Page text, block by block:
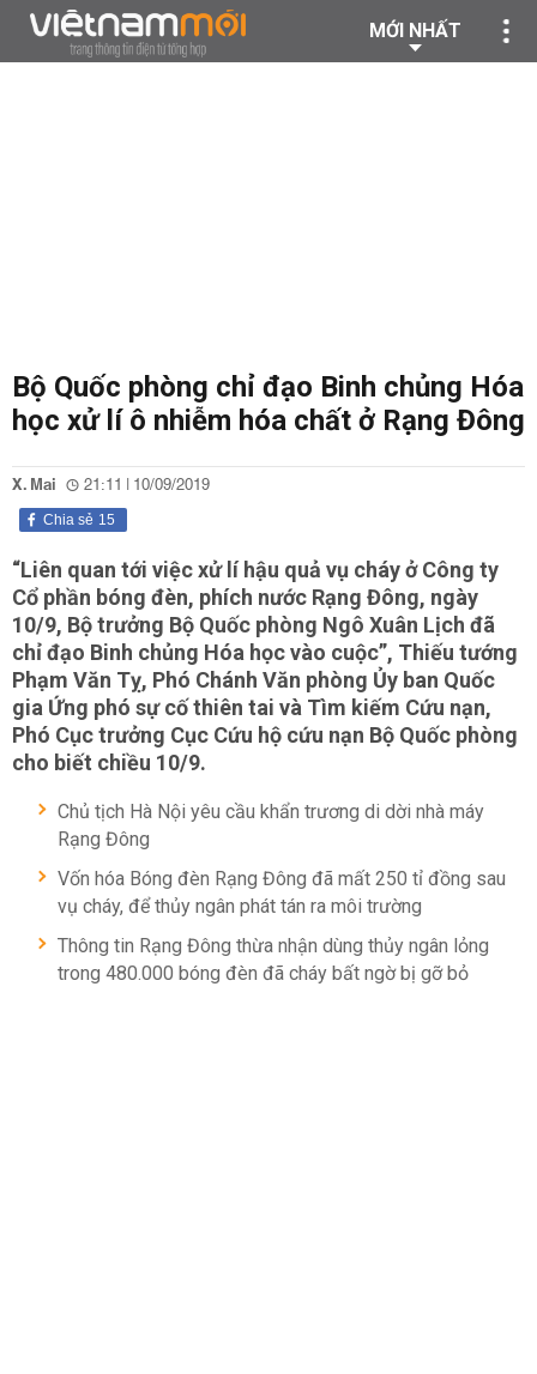
MỚI NHẤT
Bộ Quốc phòng chỉ đạo Binh chủng Hóa
học xử lí ô nhiễm hóa chất ở Rạng Đông
X. Mai 21:11 | 10/09/2019
15
Chia sẻ
“Liên quan tới việc xử lí hậu quả vụ cháy ở Công ty
Cổ phần bóng đèn, phích nước Rạng Đông, ngày
10/9, Bộ trưởng Bộ Quốc phòng Ngô Xuân Lịch đã
chỉ đạo Binh chủng Hóa học vào cuộc”, Thiếu tướng
Phạm Văn Tỵ, Phó Chánh Văn phòng Ủy ban Quốc
gia Ứng phó sự cố thiên tai và Tìm kiếm Cứu nạn,
Phó Cục trưởng Cục Cứu hộ cứu nạn Bộ Quốc phòng
cho biết chiều 10/9.
Chủ tịch Hà Nội yêu cầu khẩn trương di dời nhà máy
Rạng Đông
Vốn hóa Bóng đèn Rạng Đông đã mất 250 tỉ đồng sau
vụ cháy, để thủy ngân phát tán ra môi trường
Thông tin Rạng Đông thừa nhận dùng thủy ngân lỏng
trong 480.000 bóng đèn đã cháy bất ngờ bị gỡ bỏ